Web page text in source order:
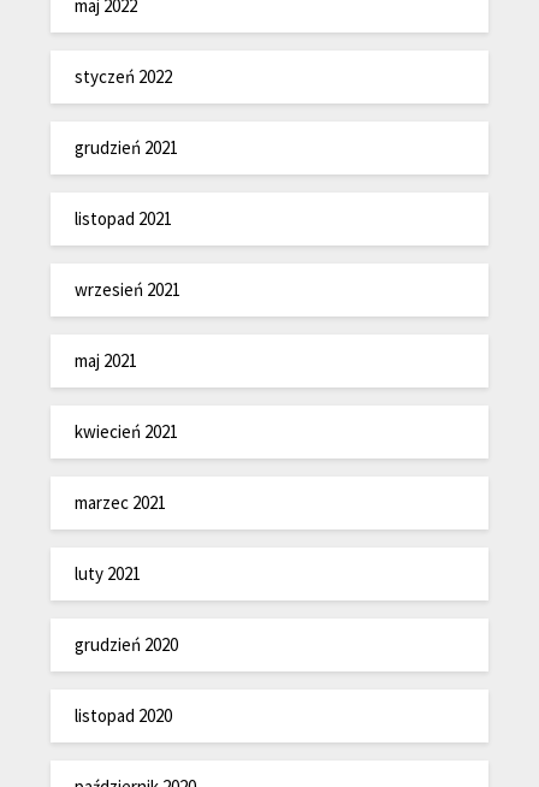
maj 2022
styczeń 2022
grudzień 2021
listopad 2021
wrzesień 2021
maj 2021
kwiecień 2021
marzec 2021
luty 2021
grudzień 2020
listopad 2020